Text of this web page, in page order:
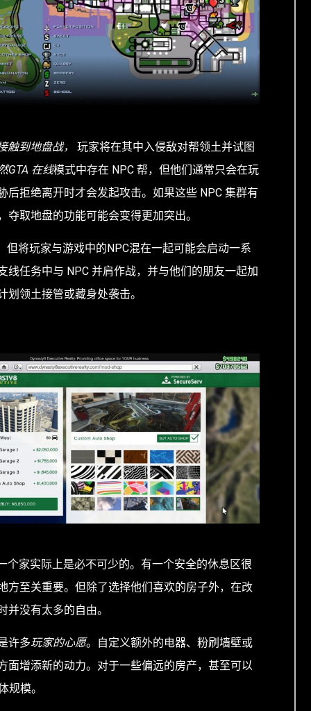
触到地盘战， 玩家将在其中入侵敌对帮领土并试图
GTA 在线模式中存在 NPC 帮，但他们通常只会在玩
后拒绝离开时才会发起攻击。如果这些 NPC 集群有
取地盘的功能可能会变得更加突出。
但将玩家与游戏中的NPC混在一起可能会启动一系
线任务中与 NPC 并肩作战，并与他们的朋友一起加
领土接管或藏身处袭击。
个家实际上是必不可少的。有一个安全的休息区很
方至关重要。但除了选择他们喜欢的房子外，在改
没有太多的自由。
许多玩家的心愿。自定义额外的电器、粉刷墙壁或
面增添新的动力。对于一些偏远的房产，甚至可以
规模。